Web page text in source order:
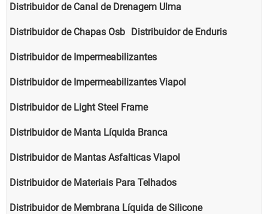
Distribuidor de Canal de Drenagem Ulma
Distribuidor de Chapas Osb Distribuidor de Enduris
Distribuidor de Impermeabilizantes
Distribuidor de Impermeabilizantes Viapol
Distribuidor de Light Steel Frame
Distribuidor de Manta Líquida Branca
Distribuidor de Mantas Asfalticas Viapol
Distribuidor de Materiais Para Telhados
Distribuidor de Membrana Líquida de Silicone